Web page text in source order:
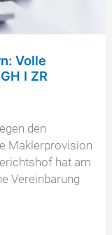
Volle
I ZR
den
Maklerprovision
hat am
Vereinbarung